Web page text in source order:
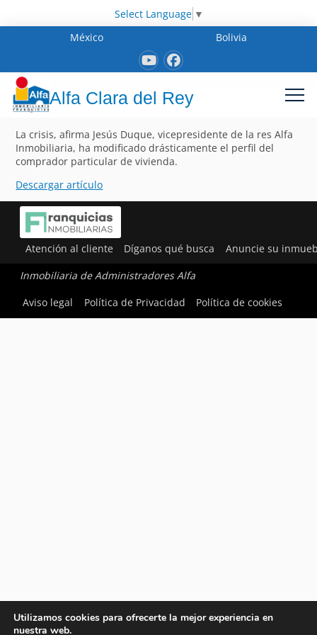
Select Language ▼
México
Bolivia
Alfa Clara del Rey
La crisis, afirma Jesús Duque, vicepresidente de la res Alfa
Inmobiliaria, ha modificado drásticamente el perfil del
comprador particular de vivienda.
Descargar artículo
Atención al cliente Díganos qué busca Anuncie su
Inmobiliaria de Administradores Alfa
Aviso legal
Política de Privacidad Política de cookies
Utilizamos cookies para ofrecerte la mejor experiencia en
nuestra web.